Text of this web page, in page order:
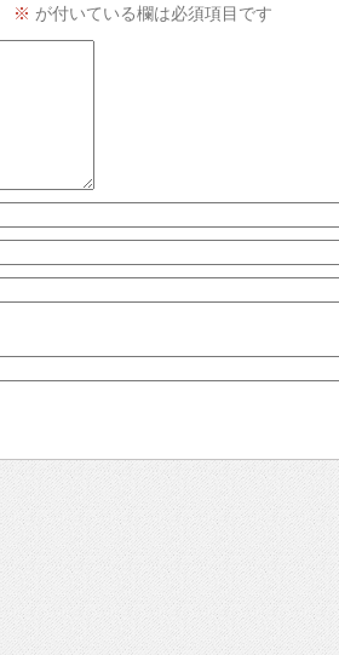
※ が付いている欄は必須項目です